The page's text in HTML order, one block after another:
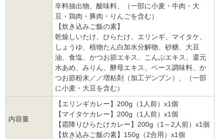
辛料抽出物、酸味料、（一部に小麦・牛肉・大
豆・鶏肉・豚肉・りんごを含む）
【炊き込みご飯の素】
乾燥しいたけ、ひらたけ、エリンギ、マイタケ、
しょうゆ、植物たん白加水分解物、砂糖、大豆
油、食塩、かつお節エキス、こんぶエキス、還元
水あめ、みりん、酵母エキス、ベース調味料、か
つお節粉末／／増粘剤（加工デンプン）、（一部
に小麦・大豆を含む）
内容量
【エリンギカレー】200g（1人前）x1個
【マイタケカレー】200g（1人前）x1個
【霜降りひらたけカレー】200g（1～2人前）x1個
【炊き込みご飯の素】150g（2合用）x1個